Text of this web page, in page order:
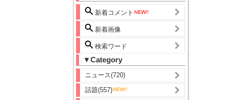
新着コメント
新着画像
検索ワード
▼Category
ニュース(720)
話題(557)